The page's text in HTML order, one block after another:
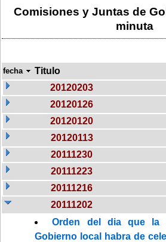
Comisiones y Juntas de
minuta
fecha Titulo
20120203
20120126
20120120
20120113
20111230
20111223
20111216
20111202
Orden del dia que la
Gobierno local habra de